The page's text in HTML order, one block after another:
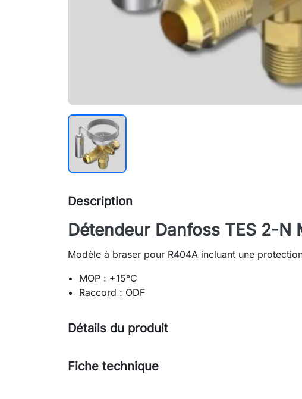
Description
Détendeur Danfoss TES 2-N
Modèle à braser pour R404A incluant une
MOP : +15°C
Raccord : ODF
Détails du produit
Fiche technique